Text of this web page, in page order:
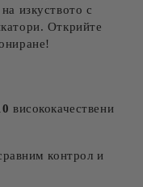
изкуството с
Открийте
висококачествени
контрол и